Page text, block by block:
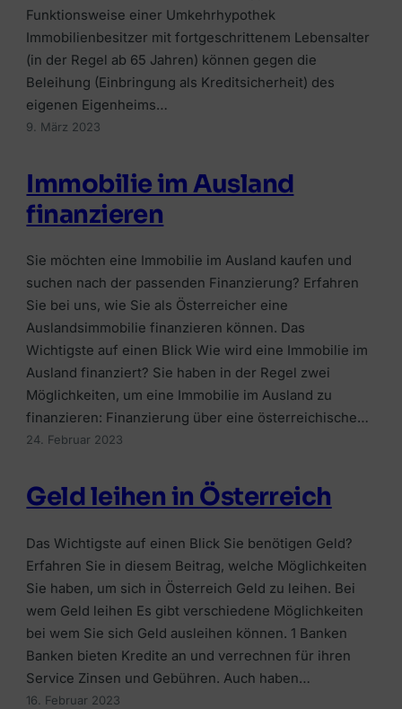
Funktionsweise einer Umkehrhypothek
Immobilienbesitzer mit fortgeschrittenem Lebensalter
(in der Regel ab 65 Jahren) können gegen die
Beleihung (Einbringung als Kreditsicherheit) des
eigenen Eigenheims…
9. März 2023
Immobilie im Ausland
finanzieren
Sie möchten eine Immobilie im Ausland kaufen und
suchen nach der passenden Finanzierung? Erfahren
Sie bei uns, wie Sie als Österreicher eine
Auslandsimmobilie finanzieren können. Das
Wichtigste auf einen Blick Wie wird eine Immobilie im
Ausland finanziert? Sie haben in der Regel zwei
Möglichkeiten, um eine Immobilie im Ausland zu
finanzieren: Finanzierung über eine österreichische…
24. Februar 2023
Geld leihen in Österreich
Das Wichtigste auf einen Blick Sie benötigen Geld?
Erfahren Sie in diesem Beitrag, welche Möglichkeiten
Sie haben, um sich in Österreich Geld zu leihen. Bei
wem Geld leihen Es gibt verschiedene Möglichkeiten
bei wem Sie sich Geld ausleihen können. 1 Banken
Banken bieten Kredite an und verrechnen für ihren
Service Zinsen und Gebühren. Auch haben…
16. Februar 2023